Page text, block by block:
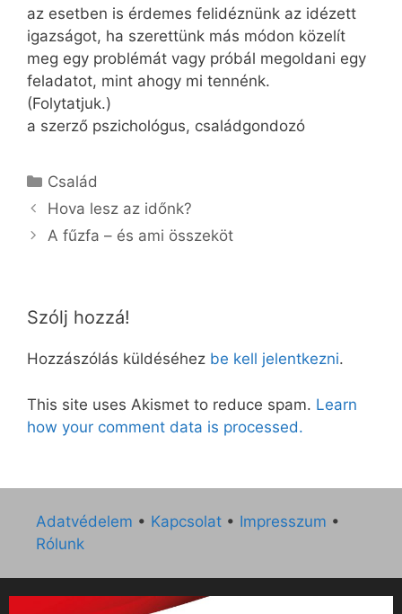
az esetben is érdemes felidéznünk az idézett
igazságot, ha szerettünk más módon közelít
meg egy problémát vagy próbál megoldani egy
feladatot, mint ahogy mi tennénk.
(Folytatjuk.)
a szerző pszichológus, családgondozó
Kategória
Család
Hova lesz az időnk?
A fűzfa – és ami összeköt
Szólj hozzá!
Hozzászólás küldéséhez be kell jelentkezni.
This site uses Akismet to reduce spam. Learn
how your comment data is processed.
Adatvédelem • Kapcsolat • Impresszum •
Rólunk